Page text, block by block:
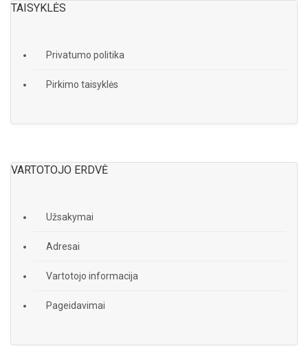
TAISYKLĖS
Privatumo politika
Pirkimo taisyklės
VARTOTOJO ERDVĖ
Užsakymai
Adresai
Vartotojo informacija
Pageidavimai